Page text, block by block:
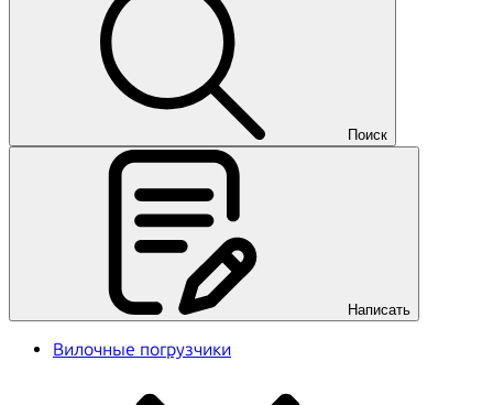
Поиск
Написать
Вилочные погрузчики